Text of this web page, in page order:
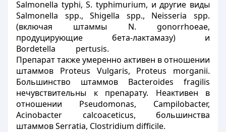
Salmonella typhi, S. typhimurium, и другие виды
Salmonella spp., Shigella spp., Neisseria spp.
(включая штаммы N. gonorrhoeae,
продуцирующие бета-лактамазу) и
Bordetella pertusis.
Препарат также умеренно активен в отношении
штаммов Proteus Vulgaris, Proteus morganii.
Большинство штаммов Bacteroides fragilis
нечувствительны к препарату. Неактивен в
отношении Pseudomonas, Campilobacter,
Acinobacter calcoaceticus, большинства
штаммов Serratia, Clostridium difficile.